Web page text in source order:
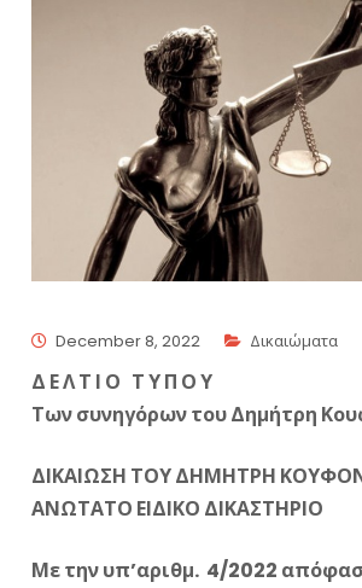
December 8, 2022 Δικαιώματα
Δ Ε Λ Τ Ι Ο Τ Υ Π Ο Υ
Των συνηγόρων του Δημήτρη
ΔΙΚΑΙΩΣΗ ΤΟΥ ΔΗΜΗΤΡΗ
ΑΝΩΤΑΤΟ ΕΙΔΙΚΟ ΔΙΚΑΣΤΗΡΙΟ
Με την υπ’αριθμ. 4/2022